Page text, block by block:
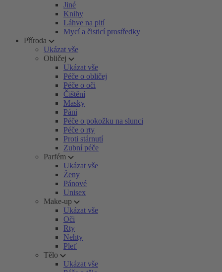
Jiné
Knihy
Láhve na pití
Mycí a čisticí prostředky
Příroda
Ukázat vše
Obličej
Ukázat vše
Péče o obličej
Péče o oči
Čištění
Masky
Páni
Péče o pokožku na slunci
Péče o rty
Proti stárnutí
Zubní péče
Parfém
Ukázat vše
Ženy
Pánové
Unisex
Make-up
Ukázat vše
Oči
Rty
Nehty
Pleť
Tělo
Ukázat vše